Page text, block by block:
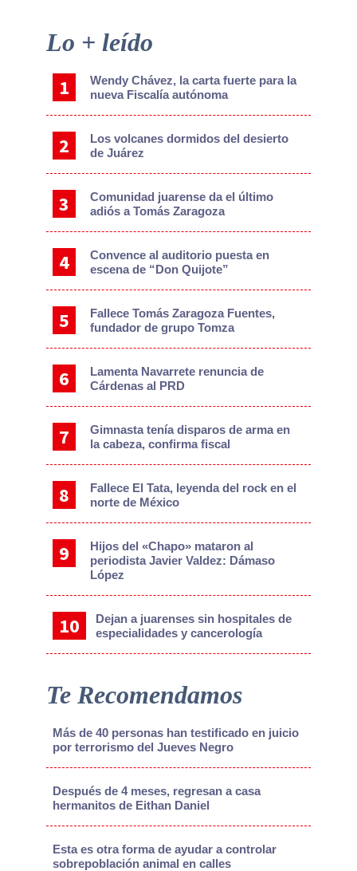
Primary
Sidebar
Lo + leído
Wendy Chávez, la carta fuerte para la
nueva Fiscalía autónoma
Los volcanes dormidos del desierto
de Juárez
Comunidad juarense da el último
adiós a Tomás Zaragoza
Convence al auditorio puesta en
escena de “Don Quijote”
Fallece Tomás Zaragoza Fuentes,
fundador de grupo Tomza
Lamenta Navarrete renuncia de
Cárdenas al PRD
Gimnasta tenía disparos de arma en
la cabeza, confirma fiscal
Fallece El Tata, leyenda del rock en el
norte de México
Hijos del «Chapo» mataron al
periodista Javier Valdez: Dámaso
López
Dejan a juarenses sin hospitales de
especialidades y cancerología
Te Recomendamos
Más de 40 personas han testificado en juicio
por terrorismo del Jueves Negro
Después de 4 meses, regresan a casa
hermanitos de Eithan Daniel
Esta es otra forma de ayudar a controlar
sobrepoblación animal en calles